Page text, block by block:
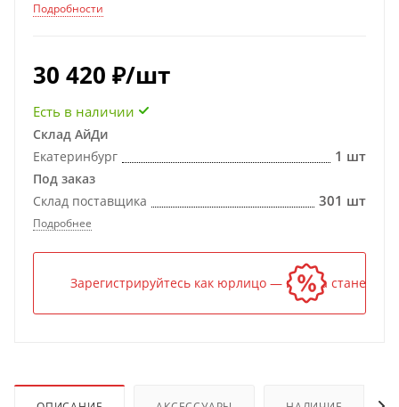
Подробности
30 420 ₽/шт
Есть в наличии
Склад АйДи
Екатеринбург
1 шт
Под заказ
Склад поставщика
301 шт
Подробнее
Зарегистрируйтесь как юрлицо — и цена станет